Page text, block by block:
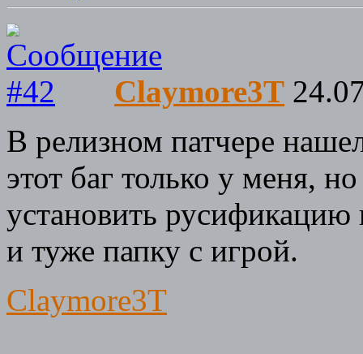
Claymore3T
В релизном патчере
этот баг только у меня,
установить русификацию
и туже папку с игрой.
Claymore3T